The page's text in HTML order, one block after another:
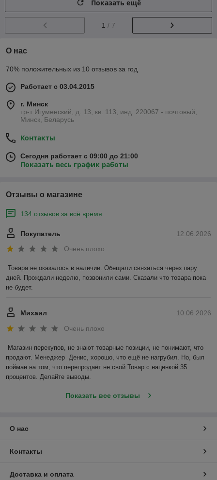
Показать ещё
1 / 7
О нас
70% положительных из 10 отзывов за год
Работает с 03.04.2015
г. Минск
тр-т Игуменский, д. 13, кв. 113, инд. 220067 - почтовый,
Минск, Беларусь
Контакты
Сегодня работает с 09:00 до 21:00
Показать весь график работы
Отзывы о магазине
134 отзывов за всё время
12.06.2026
Покупатель
Очень плохо
Товара не оказалось в наличии. Обещали связаться через пару
дней. Прождали неделю, позвонили сами. Сказали что товара пока
не будет.
10.06.2026
Михаил
Очень плохо
Магазин перекупов, не знают товарные позиции, не понимают, что
продают. Менеджер  Денис, хорошо, что ещё не нагрубил. Но, был
пойман на том, что перепродаёт не свой Товар с наценкой 35
процентов. Делайте выводы.
Показать все отзывы
О нас
Контакты
Доставка и оплата